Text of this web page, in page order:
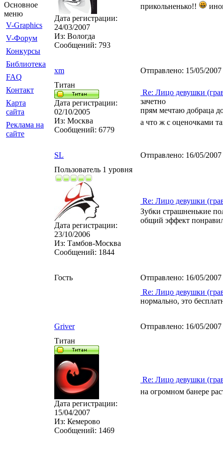
Основное
меню
V-Graphics
V-Форум
Конкурсы
Библиотека
FAQ
Контакт
Карта
сайта
Реклама на
сайте
Дата регистрации:
24/03/2007
Из: Вологда
Сообщений: 793
прикольненько!!
xm Отправлено: 15/05/
Титан
Дата регистрации:
02/10/2005
Из: Москва
Сообщений: 6779
Re: Лицо девушки
зачетно
прям мечтаю добраца
а что ж с оценочками
SL Отправлено: 16/05/
Пользователь 1 уровня
Дата регистрации:
23/10/2006
Из: Тамбов-Москва
Сообщений: 1844
Re: Лицо девушки
Зубки страшненькие
общий эффект
Гость Отправлено: 16/05/
Re: Лицо девушки
нормально, это
Griver Отправлено: 16/05/
Титан
Дата регистрации:
15/04/2007
Из: Кемерово
Сообщений: 1469
Re: Лицо девушки
на огромном банере